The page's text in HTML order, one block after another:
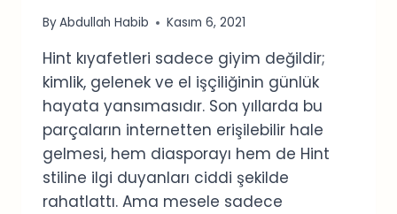
ByAbdullah Habib Kasım 6, 2021
Hint kıyafetleri sadece giyim değildir;
kimlik, gelenek ve el işçiliğinin günlük
hayata yansımasıdır. Son yıllarda bu
parçaların internetten erişilebilir hale
gelmesi, hem diasporayı hem de Hint
stiline ilgi duyanları ciddi şekilde
rahatlattı. Ama mesele sadece